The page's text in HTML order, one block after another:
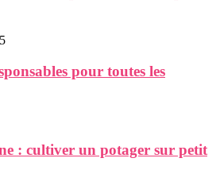
pour toutes les
: cultiver un potager sur petit